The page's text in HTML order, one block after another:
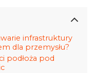
infrastruktury
dla przemysłu?
podłoża pod